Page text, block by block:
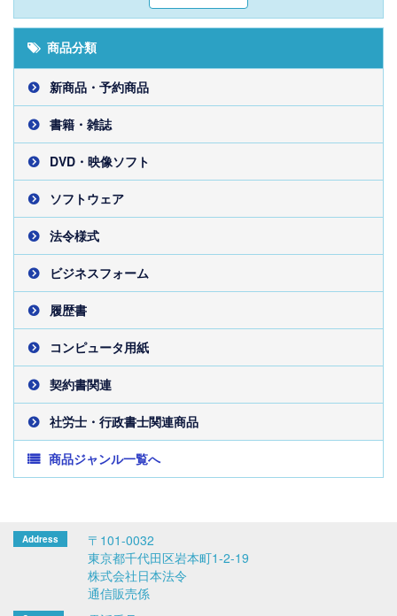
商品分類
新商品・予約商品
書籍・雑誌
DVD・映像ソフト
ソフトウェア
法令様式
ビジネスフォーム
履歴書
コンピュータ用紙
契約書関連
社労士・行政書士関連商品
商品ジャンル一覧へ
〒101-0032
東京都千代田区岩本町1-2-19
株式会社日本法令
通信販売係